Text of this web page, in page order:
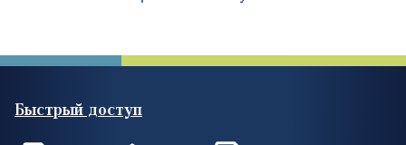
Быстрый доступ